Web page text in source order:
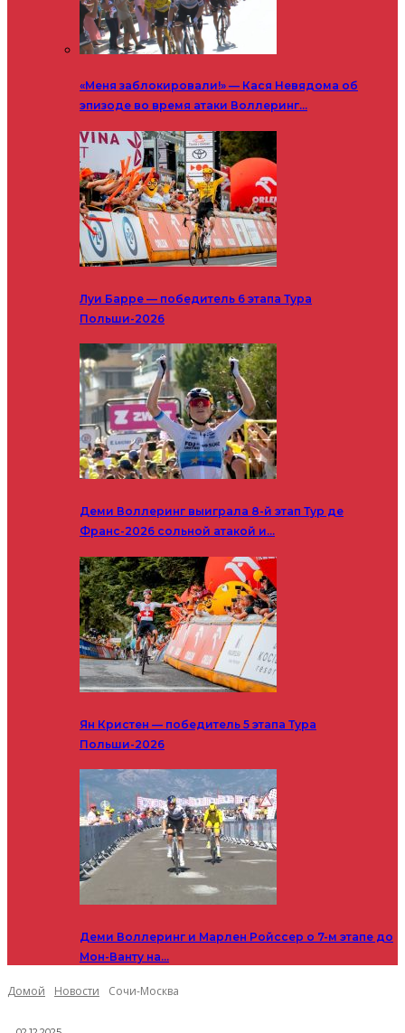
«Меня заблокировали!» — Кася Невядома об
эпизоде во время атаки Воллеринг…
Луи Барре — победитель 6 этапа Тура
Польши-2026
Деми Воллеринг выиграла 8-й этап Тур де
Франс-2026 сольной атакой и…
Ян Кристен — победитель 5 этапа Тура
Польши-2026
Деми Воллеринг и Марлен Ройссер о 7-м этапе до
Мон-Ванту на…
Домой Новости Сочи-Москва